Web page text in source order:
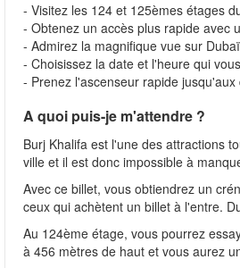
- Visitez les 124 et 125èmes étages
- Obtenez un accès plus rapide avec
- Admirez la magnifique vue sur Dubaï
- Choisissez la date et l'heure qui
- Prenez l'ascenseur rapide
A quoi puis-je m'attendre ?
Burj Khalifa est l'une des attractions
ville et il est donc impossible à
Avec ce billet, vous obtiendrez un
ceux qui achètent un billet à l'entre.
Au 124ème étage, vous pourrez
à 456 mètres de haut et vous aurez